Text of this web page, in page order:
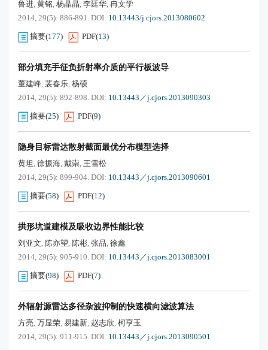
鲁进, 黄铭, 杨晶晶, 李廷华, 冉文学
2014, 29(5): 886-891. DOI: 10.13443/j.cjors.2013080602
摘要(177) PDF(13)
部分填充手征负折射率介质的平行板波导
董建峰, 裴春乐, 杨硕
2014, 29(5): 892-898. DOI: 10.13443／j.cjors.2013090303
摘要(25) PDF(9)
隐身目标雷达散射截面最优分布模型选择
黄坦, 徐振海, 戴崇, 王雪松
2014, 29(5): 899-904. DOI: 10.13443／j.cjors.2013090601
摘要(58) PDF(12)
拱形坑道建模及吸收边界性能比较
刘亚文, 陈亦望, 陈彬, 张品, 徐鑫
2014, 29(5): 905-910. DOI: 10.13443／j.cjors.2013083001
摘要(98) PDF(7)
外辐射源雷达多径杂波抑制的快速横向滤波算法
方亮, 万显荣, 易建新, 赵志欣, 柯亨玉
2014, 29(5): 911-915. DOI: 10.13443／j.cjors.2013090501